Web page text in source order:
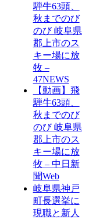
騨牛63頭、
秋までのび
のび 岐阜県
郡上市のス
キー場に放
牧 –
47NEWS
【動画】飛
騨牛63頭、
秋までのび
のび 岐阜県
郡上市のス
キー場に放
牧 – 中日新
聞Web
岐阜県神戸
町長選挙に
現職と新人